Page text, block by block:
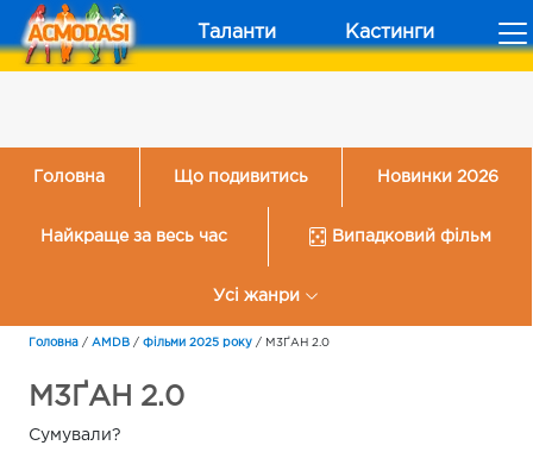
Таланти Кастинги
Головна Що подивитись Новинки 2026
Найкраще за весь час Випадковий фільм
Усі жанри
Головна / AMDB / Фільми 2025 року / М3ҐАН 2.0
М3ҐАН 2.0
Сумували?